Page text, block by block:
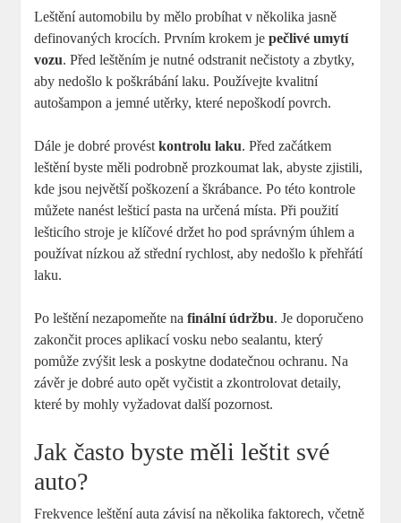
Leštění automobilu by mělo probíhat v několika jasně
definovaných krocích. Prvním krokem jepečlivé umytí
vozu. Před leštěním je nutné odstranit nečistoty a zbytky,
aby nedošlo k poškrábání laku. Používejte kvalitní
autošampon a jemné utěrky, které nepoškodí povrch.
Dále je dobré provéstkontrolu laku. Před začátkem
leštění byste měli podrobně prozkoumat lak, abyste zjistili,
kde jsou největší poškození a škrábance. Po této kontrole
můžete nanést lešticí pasta na určená místa. Při použití
lešticího stroje je klíčové držet ho pod správným úhlem a
používat nízkou až střední rychlost, aby nedošlo k přehřátí
laku.
Po leštění nezapomeňte nafinální údržbu. Je doporučeno
zakončit proces aplikací vosku nebo sealantu, který
pomůže zvýšit lesk a poskytne dodatečnou ochranu. Na
závěr je dobré auto opět vyčistit a zkontrolovat detaily,
které by mohly vyžadovat další pozornost.
Jak často byste měli leštit své
auto?
Frekvence leštění auta závisí na několika faktorech, včetně